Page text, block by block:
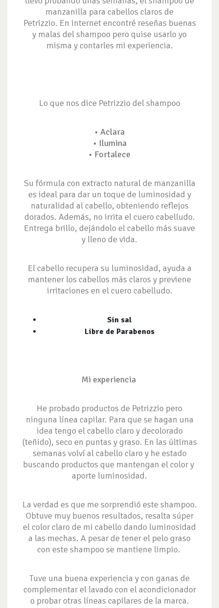
manzanilla para cabellos claros de
Petrizzio. En internet encontré reseñas buenas
y malas del shampoo pero quise usarlo yo
misma y contarles mi experiencia.
Lo que nos dice Petrizzio del shampoo
• Aclara
• Ilumina
• Fortalece
Su fórmula con extracto natural de manzanilla
es ideal para dar un toque de luminosidad y
naturalidad al cabello, obteniendo reflejos
dorados. Además, no irrita el cuero cabelludo.
Entrega brillo, dejándolo el cabello más suave
y lleno de vida.
El cabello recupera su luminosidad, ayuda a
mantener los cabellos más claros y previene
irritaciones en el cuero cabelludo.
Sin sal
Libre de Parabenos
Mi experiencia
He probado productos de Petrizzio pero
ninguna línea capilar. Para que se hagan una
idea tengo el cabello claro y decolorado
(teñido), seco en puntas y graso. En las últimas
semanas volví al cabello claro y he estado
buscando productos que mantengan el color y
aporte luminosidad.
La verdad es que me sorprendió este shampoo.
Obtuve muy buenos resultados, resalta súper
el color claro de mi cabello dando luminosidad
a las mechas. A pesar de tener el pelo graso
con este shampoo se mantiene limpio.
Tuve una buena experiencia y con ganas de
complementar el lavado con el acondicionador
o probar otras líneas capilares de la marca.